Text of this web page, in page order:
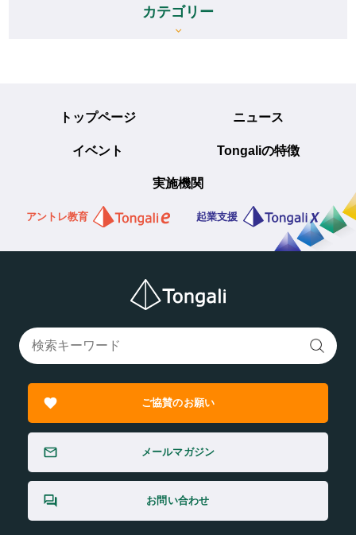
カテゴリー
トップページ ニュース
イベント Tongaliの特徴
実施機関
アントレ教育 起業支援
ご協賛のお願い
メールマガジン
お問い合わせ